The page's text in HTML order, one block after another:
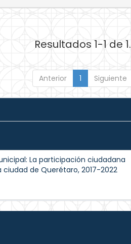
Resultados 1-1 de 1.
Anterior 1 Siguiente
La participación ciudadana
de Querétaro, 2017-2022